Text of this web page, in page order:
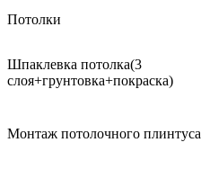
Потолки
Шпаклевка потолка(3
слоя+грунтовка+покраска)
Монтаж потолочного плинтуса